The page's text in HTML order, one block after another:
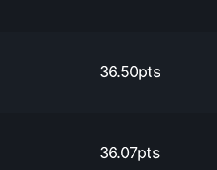
36.50pts
36.07pts